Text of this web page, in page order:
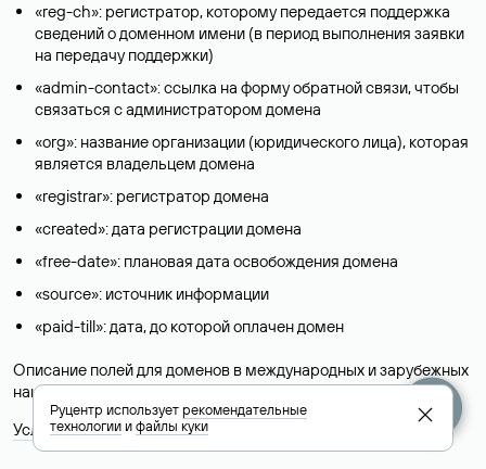
«reg-ch»: регистратор, которому передается поддержка
сведений о доменном имени (в период выполнения заявки
на передачу поддержки)
«admin-contact»: ссылка на форму обратной связи, чтобы
связаться с администратором домена
«org»: название организации (юридического лица), которая
является владельцем домена
«registrar»: регистратор домена
«created»: дата регистрации домена
«free-date»: плановая дата освобождения домена
«source»: источник информации
«paid-till»: дата, до которой оплачен домен
Описание полей для доменов в международных и зарубежных
национальных доменах представлены в разделе «Помощь».
Условия использования Whois-сервиса
Руцентр используетрекомендательные
технологииифайлы куки